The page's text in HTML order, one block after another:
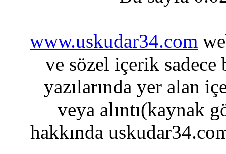
www.uskudar34.com
ve sözel içerik sadece
yazılarında yer alan
veya alıntı(kaynak
hakkında